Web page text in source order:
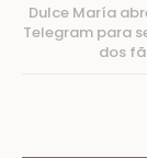
Dulce María
Telegram para
dos